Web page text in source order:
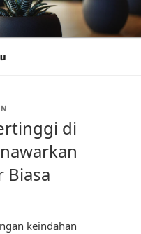
di
Biasa
keindahan